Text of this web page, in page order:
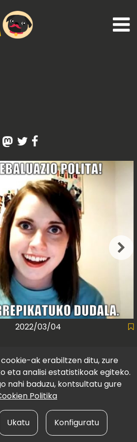
2022/03/04
ak erabiltzen ditu, zure
eta analisi estatistikoak egiteko.
nahi baduzu, kontsultatu gure
Politika
Ukatu Konfiguratu